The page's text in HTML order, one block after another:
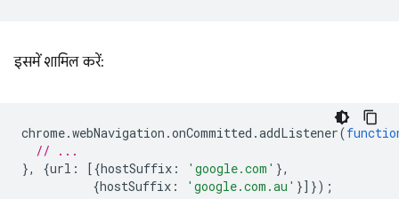
इसमें शामिल करें:
chrome.webNavigation .onCommitted .addListener(
// ...
},
{url : [{hostSuffix : 'google.com' },
{hostSuffix : 'google.com.au' }]});